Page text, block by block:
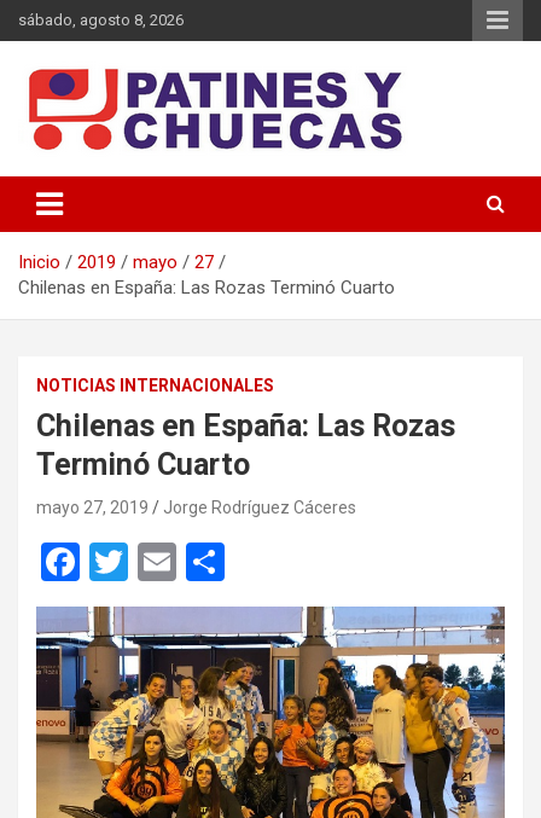
Saltar
al
sábado, agosto 8, 2026
Patines y Chuecas
Inicio 2019 mayo
27
Chilenas en España: Las Rozas Terminó Cuarto
NOTICIAS INTERNACIONALES
Chilenas en España: Las Rozas
Terminó Cuarto
mayo 27, 2019 Jorge Rodríguez Cáceres
F
a
ce
b
o
o
k
T
wi
tt
er
E
m
ail
o
m
p
ar
tir